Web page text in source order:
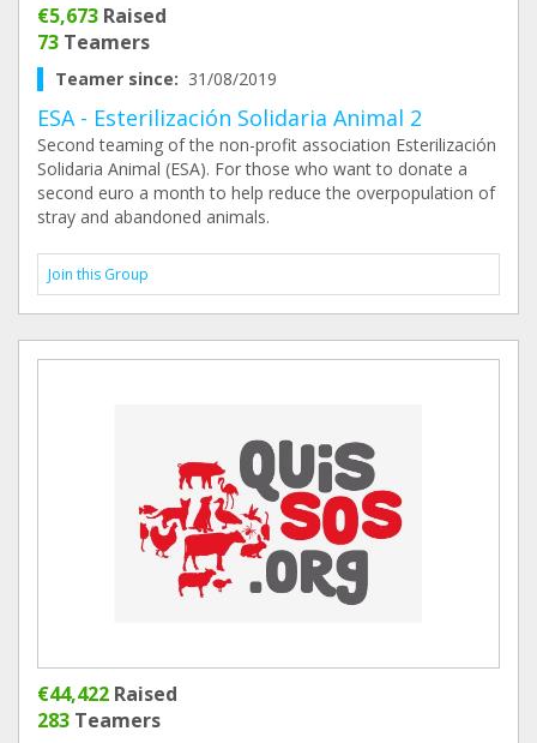
€5,673 Raised
73 Teamers
Teamer since: 31/08/2019
ESA - Esterilización Solidaria Animal 2
Second teaming of the non-profit association Esterilización
Solidaria Animal (ESA). For those who want to donate a
second euro a month to help reduce the overpopulation of
stray and abandoned animals.
Join this Group
€44,422 Raised
283 Teamers